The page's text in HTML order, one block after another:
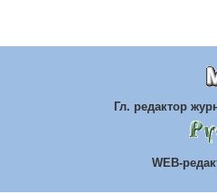
Гл. редактор
WEB-